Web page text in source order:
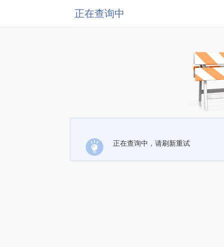
正在查询中
正在查询中，请刷新重试